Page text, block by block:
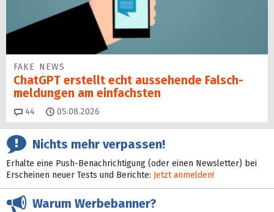
FAKE NEWS
ChatGPT erstellt echt aussehende Falsch­
mel­dungen am einfachsten
44 Kommentare
05.08.2026
Nichts mehr verpassen!
Erhalte eine Push-Benachrichtigung (oder einen Newsletter) bei
Erscheinen neuer Tests und Berichte: Jetzt anmelden!
Warum Werbebanner?